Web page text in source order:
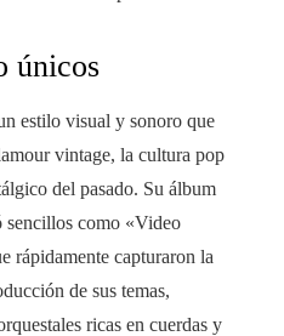
únicos
estilo visual y sonoro que
vintage, la cultura pop
del pasado. Su álbum
como «Video
rápidamente capturaron la
de sus temas,
ricas en cuerdas y